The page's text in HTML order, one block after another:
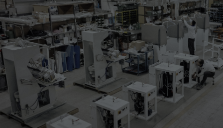
754.10.0618
EMBOLSADORA AUTOMÁTICA 600 DE UN EJE
Está diseñada para el empaquetado de una única prenda con
un espesor hasta 150mm.
La embolsadora tiene las siguientes características y está
completa de: